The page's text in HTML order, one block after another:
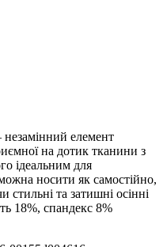
елемент
на дотик тканини з
ідеальним для
носити як самостійно,
та затишні осінні
18%, спандекс 8%